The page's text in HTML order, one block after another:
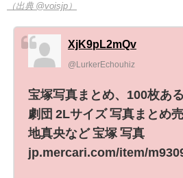
（出典 @voisjp）
XjK9pL2mQv
@LurkerEchouhiz
宝塚写真まとめ、100枚あ
劇団 2Lサイズ 写真まとめ
地真央など 宝塚 写真
jp.mercari.com/item/